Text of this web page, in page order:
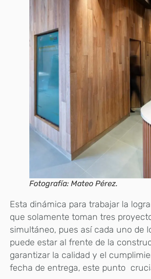
Fotografía: Mateo Pérez.
Esta dinámica para trabajar la
que solamente toman tres
simultáneo, pues así cada uno de
puede estar al frente de la
garantizar la calidad y el
fecha de entrega, este punto